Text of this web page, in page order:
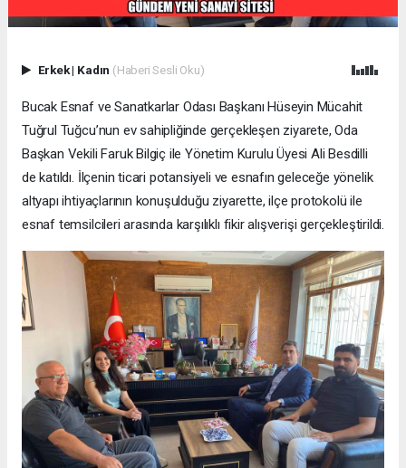
Erkek| Kadın (Haberi Sesli Oku)
Bucak Esnaf ve Sanatkarlar Odası Başkanı Hüseyin Mücahit
Tuğrul Tuğcu’nun ev sahipliğinde gerçekleşen ziyarete, Oda
Başkan Vekili Faruk Bilgiç ile Yönetim Kurulu Üyesi Ali Besdilli
de katıldı. İlçenin ticari potansiyeli ve esnafın geleceğe yönelik
altyapı ihtiyaçlarının konuşulduğu ziyarette, ilçe protokolü ile
esnaf temsilcileri arasında karşılıklı fikir alışverişi gerçekleştirildi.